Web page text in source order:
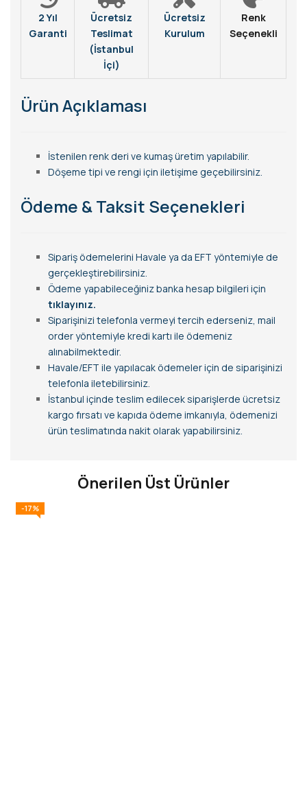
2 Yıl
Garanti
Ücretsiz
Teslimat
(İstanbul
İçi)
Ücretsiz
Kurulum
Renk
Seçenekli
Ürün Açıklaması
İstenilen renk deri ve kumaş üretim yapılabilir.
Döşeme tipi ve rengi için iletişime geçebilirsiniz.
Ödeme & Taksit Seçenekleri
Sipariş ödemelerini Havale ya da EFT yöntemiyle de
gerçekleştirebilirsiniz.
Ödeme yapabileceğiniz banka hesap bilgileri için
tıklayınız.
Siparişinizi telefonla vermeyi tercih ederseniz, mail
order yöntemiyle kredi kartı ile ödemeniz
alınabilmektedir.
Havale/EFT ile yapılacak ödemeler için de siparişinizi
telefonla iletebilirsiniz.
İstanbul içinde teslim edilecek siparişlerde ücretsiz
kargo fırsatı ve kapıda ödeme imkanıyla, ödemenizi
ürün teslimatında nakit olarak yapabilirsiniz.
Önerilen Üst Ürünler
-17%